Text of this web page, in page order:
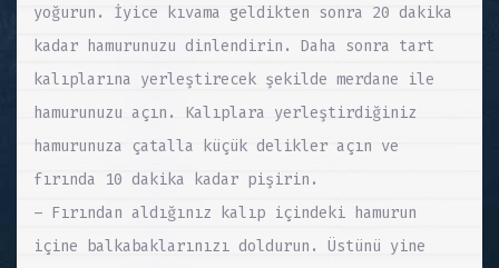
yoğurun. İyice kıvama geldikten sonra 20 dakika
kadar hamurunuzu dinlendirin. Daha sonra tart
kalıplarına yerleştirecek şekilde merdane ile
hamurunuzu açın. Kalıplara yerleştirdiğiniz
hamurunuza çatalla küçük delikler açın ve
fırında 10 dakika kadar pişirin.
– Fırından aldığınız kalıp içindeki hamurun
içine balkabaklarınızı doldurun. Üstünü yine